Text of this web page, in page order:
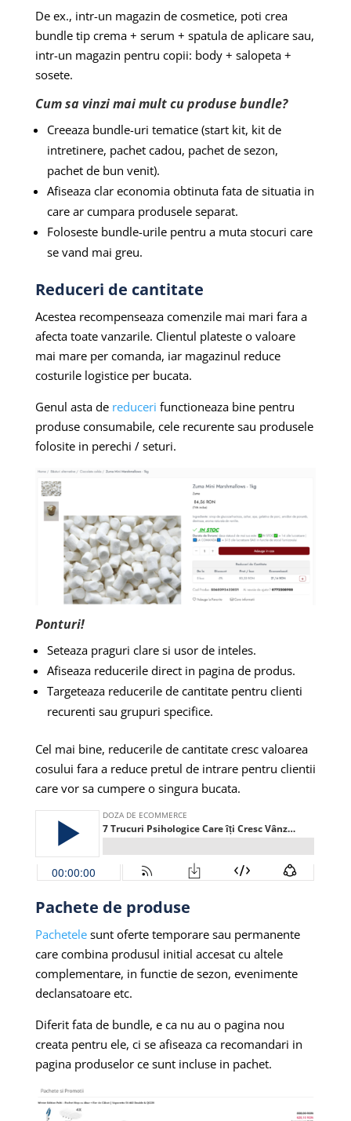
De ex., intr-un magazin de cosmetice, poti crea
bundle tip crema + serum + spatula de aplicare sau,
intr-un magazin pentru copii: body + salopeta +
sosete.
Cum sa vinzi mai mult cu produse bundle?
Creeaza bundle-uri tematice (start kit, kit de
intretinere, pachet cadou, pachet de sezon,
pachet de bun venit).
Afiseaza clar economia obtinuta fata de situatia in
care ar cumpara produsele separat.
Foloseste bundle-urile pentru a muta stocuri care
se vand mai greu.
Reduceri de cantitate
Acestea recompenseaza comenzile mai mari fara a
afecta toate vanzarile. Clientul plateste o valoare
mai mare per comanda, iar magazinul reduce
costurile logistice per bucata.
Genul asta de reduceri functioneaza bine pentru
produse consumabile, cele recurente sau produsele
folosite in perechi / seturi.
Ponturi!
Seteaza praguri clare si usor de inteles.
Afiseaza reducerile direct in pagina de produs.
Targeteaza reducerile de cantitate pentru clienti
recurenti sau grupuri specifice.
Cel mai bine, reducerile de cantitate cresc valoarea
cosului fara a reduce pretul de intrare pentru clientii
care vor sa cumpere o singura bucata.
Pachete de produse
Pachetelesunt oferte temporare sau permanente
care combina produsul initial accesat cu altele
complementare, in functie de sezon, evenimente
declansatoare etc.
Diferit fata de bundle, e ca nu au o pagina nou
creata pentru ele, ci se afiseaza ca recomandari in
pagina produselor ce sunt incluse in pachet.